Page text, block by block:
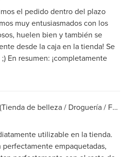
el pedido dentro del plazo
muy entusiasmados con los
huelen bien y también se
desde la caja en la tienda! Se
En resumen: ¡completamente
(Tienda de belleza / Droguería / Farmacia)
utilizable en la tienda.
perfectamente empaquetadas,